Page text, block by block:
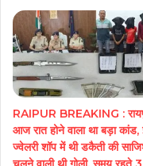
RAIPUR BREAKING :
आज रात होने वाला था बड़ा
ज्वेलरी शॉप में थी डकैती की